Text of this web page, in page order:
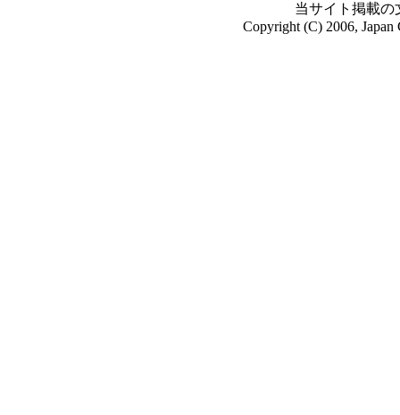
当サイト掲載の
Copyright (C) 2006, Japan